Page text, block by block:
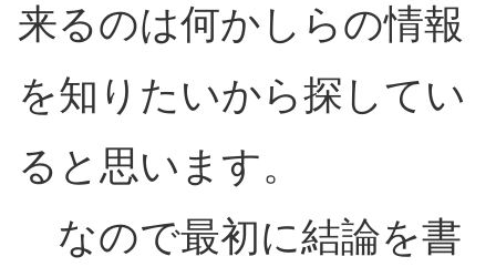
来るのは何かしらの情報
を知りたいから探してい
ると思います。
なので最初に結論を書